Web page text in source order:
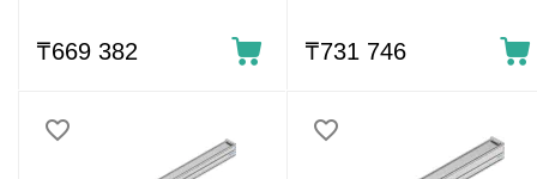
₸669 382 ₸731 746